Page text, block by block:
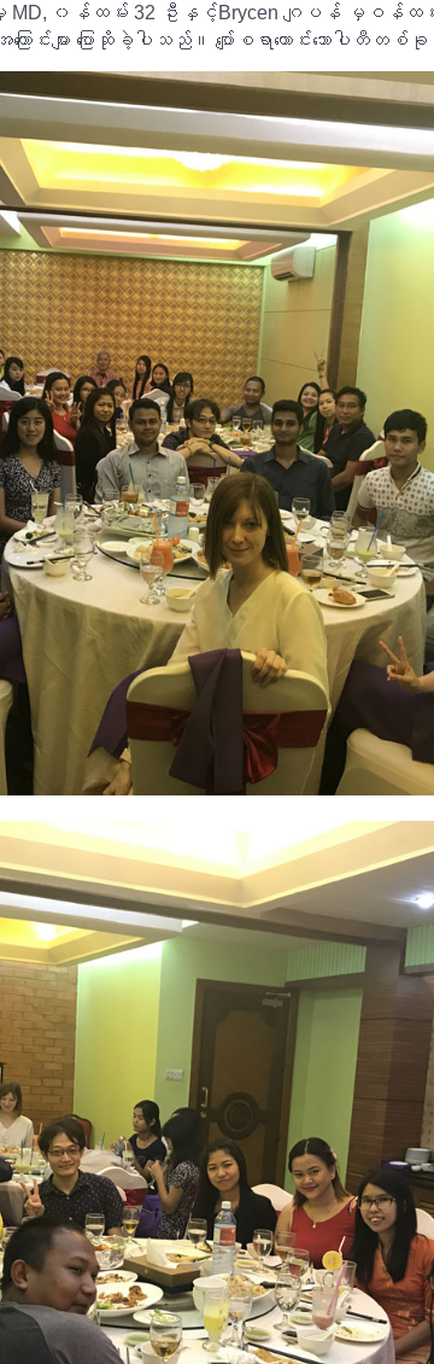
မှ MD, ၀န်ထမ်း 32 ဦးနှင့်Brycen ဂျပန် မှဝန်
းများ ပြောဆိုခဲ့ပါသည်။ ပျော်စရာကောင်းသောပါတီတ